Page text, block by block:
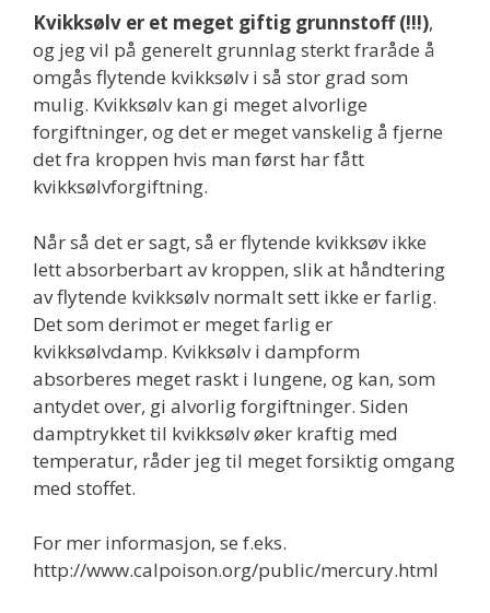
Kvikksølv er et meget giftig grunnstoff (!!!),
og jeg vil på generelt grunnlag sterkt fraråde å
omgås flytende kvikksølv i så stor grad som
mulig. Kvikksølv kan gi meget alvorlige
forgiftninger, og det er meget vanskelig å fjerne
det fra kroppen hvis man først har fått
kvikksølvforgiftning.
Når så det er sagt, så er flytende kvikksøv ikke
lett absorberbart av kroppen, slik at håndtering
av flytende kvikksølv normalt sett ikke er farlig.
Det som derimot er meget farlig er
kvikksølvdamp. Kvikksølv i dampform
absorberes meget raskt i lungene, og kan, som
antydet over, gi alvorlig forgiftninger. Siden
damptrykket til kvikksølv øker kraftig med
temperatur, råder jeg til meget forsiktig omgang
med stoffet.
For mer informasjon, se f.eks.
http://www.calpoison.org/public/mercury.html